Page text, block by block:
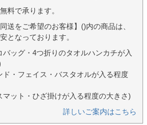
料で承ります。
送をご希望のお客様】()内の商品は、
となっております。
ッグ・4つ折りのタオルハンカチが入
ド・フェイス・バスタオルが入る程度
マット・ひざ掛けが入る程度の大きさ)
詳しいご案内はこちら